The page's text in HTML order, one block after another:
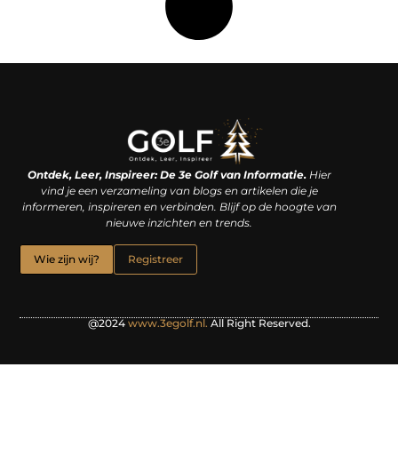
Ontdek, Leer, Inspireer: De 3e Golf van Informatie.Hier
vind je een verzameling van blogs en artikelen die je
informeren, inspireren en verbinden. Blijf op de hoogte van
nieuwe inzichten en trends.
Wie zijn wij? Registreer
@2024 www.3egolf.nl. All Right Reserved.